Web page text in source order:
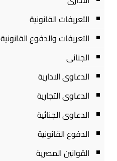
التعريفات القانونية
التعريفات والدفوع القانونية
الجنائى
الدعاوى الادارية
الدعاوى التجارية
الدعاوى الجنائية
الدفوع القانونية
القوانين المصرية